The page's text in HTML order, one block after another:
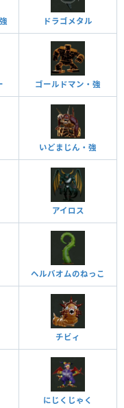
ドラゴメタル
ゴールドマン・強
いどまじん・強
アイロス
ヘルバオムのねっこ
チビィ
にじくじゃく